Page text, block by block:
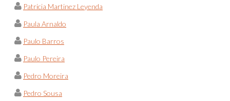
Patricia Martinez Leyenda
Paula Arnaldo
Paulo Barros
Paulo Pereira
Pedro Moreira
Pedro Sousa